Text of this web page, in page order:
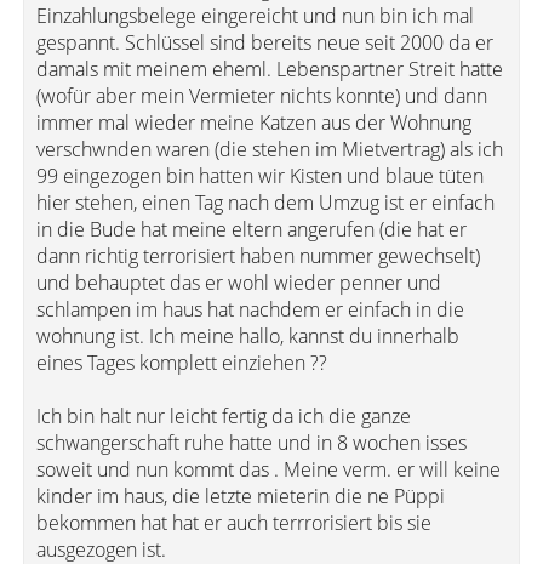
Einzahlungsbelege eingereicht und nun bin ich mal
gespannt. Schlüssel sind bereits neue seit 2000 da er
damals mit meinem eheml. Lebenspartner Streit hatte
(wofür aber mein Vermieter nichts konnte) und dann
immer mal wieder meine Katzen aus der Wohnung
verschwnden waren (die stehen im Mietvertrag) als ich
99 eingezogen bin hatten wir Kisten und blaue tüten
hier stehen, einen Tag nach dem Umzug ist er einfach
in die Bude hat meine eltern angerufen (die hat er
dann richtig terrorisiert haben nummer gewechselt)
und behauptet das er wohl wieder penner und
schlampen im haus hat nachdem er einfach in die
wohnung ist. Ich meine hallo, kannst du innerhalb
eines Tages komplett einziehen ??
Ich bin halt nur leicht fertig da ich die ganze
schwangerschaft ruhe hatte und in 8 wochen isses
soweit und nun kommt das . Meine verm. er will keine
kinder im haus, die letzte mieterin die ne Püppi
bekommen hat hat er auch terrrorisiert bis sie
ausgezogen ist.